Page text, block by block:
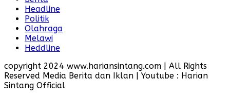
Headline
Politik
Olahraga
Melawi
Heddline
copyright 2024 www.hariansintang.com | All Rights
Reserved Media Berita dan Iklan | Youtube : Harian
Sintang Official